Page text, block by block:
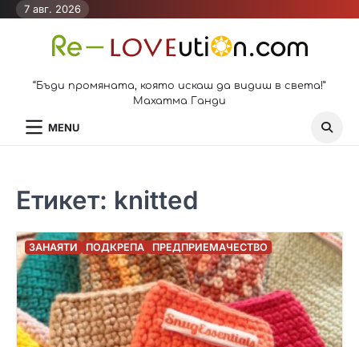
Skip7 авг. 2026
“Бъди промяната, която искаш да видиш в света!”
Махатма Ганди
MENU
Етикет: knitted
ЗАНАЯТИ ПОДКРЕПА ПРЕДПРИЕМАЧЕСТВО